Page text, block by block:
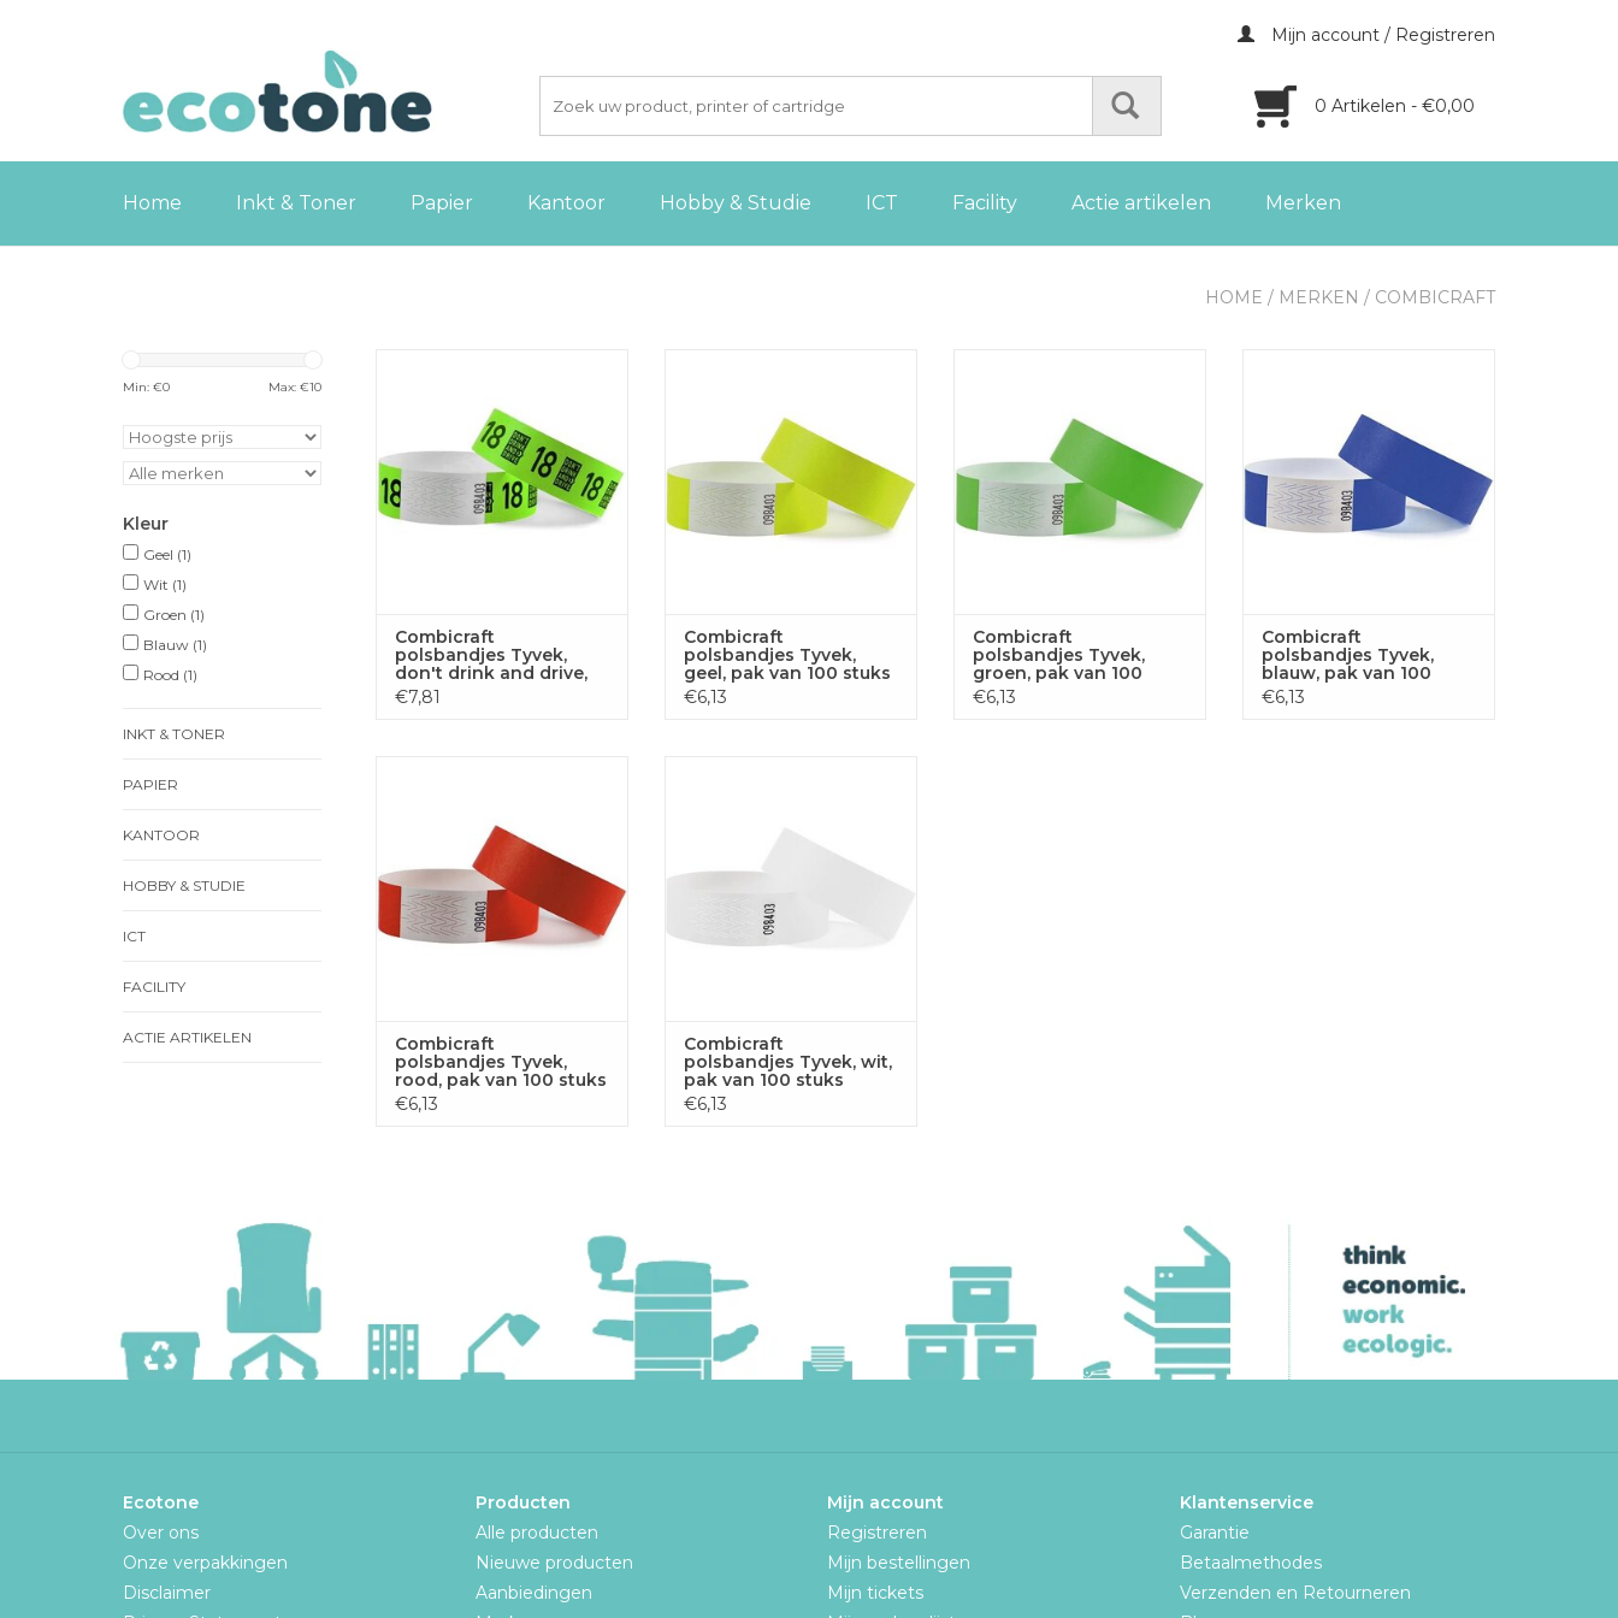
Mijn account / Registreren
0 Artikelen - €0,00
Home Inkt & Toner Papier Kantoor Hobby & Studie ICT Facility Actie artikelen Merken
HOME / MERKEN / COMBICRAFT
Min: €0 Max: €10
Kleur
Geel (1)
Wit (1)
Groen (1)
Blauw (1)
Rood (1)
INKT & TONER
PAPIER
KANTOOR
HOBBY & STUDIE
ICT
FACILITY
ACTIE ARTIKELEN
pak van 100 stuks
TOEVOEGEN AAN
WINKELWAGEN
Combicraft
polsbandjes Tyvek,
don't drink and drive,
18, groen, pak van 100
stuks
€7,81
TOEVOEGEN AAN
WINKELWAGEN
Combicraft
polsbandjes Tyvek,
geel, pak van 100 stuks
€6,13
TOEVOEGEN AAN
WINKELWAGEN
Combicraft
polsbandjes Tyvek,
groen, pak van 100
stuks
€6,13
TOEVOEGEN AAN
WINKELWAGEN
Combicraft
polsbandjes Tyvek,
blauw, pak van 100
stuks
€6,13
TOEVOEGEN AAN
WINKELWAGEN
Combicraft
polsbandjes Tyvek,
rood, pak van 100 stuks
€6,13
TOEVOEGEN AAN
WINKELWAGEN
Combicraft
polsbandjes Tyvek, wit,
pak van 100 stuks
€6,13
Ecotone
Over ons
Onze verpakkingen
Disclaimer
Producten
Alle producten
Nieuwe producten
Aanbiedingen
Mijn account
Registreren
Mijn bestellingen
Mijn tickets
Klantenservice
Garantie
Betaalmethodes
Verzenden en Retourneren